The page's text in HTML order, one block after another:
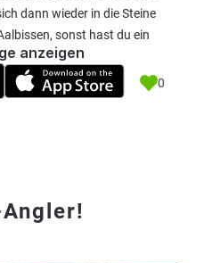
dann wieder in die Steine
sonst hast du ein
0
anzeigen